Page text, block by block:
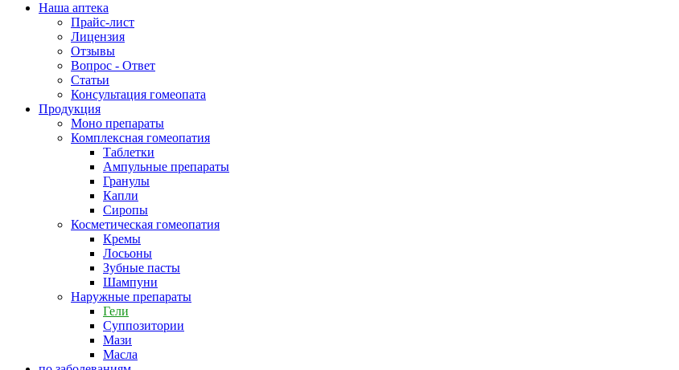
Наша аптека
Прайс-лист
Лицензия
Отзывы
Вопрос - Ответ
Статьи
Консультация гомеопата
Продукция
Моно препараты
Комплексная гомеопатия
Таблетки
Ампульные препараты
Гранулы
Капли
Сиропы
Косметическая гомеопатия
Кремы
Лосьоны
Зубные пасты
Шампуни
Наружные препараты
Гели
Суппозитории
Мази
Масла